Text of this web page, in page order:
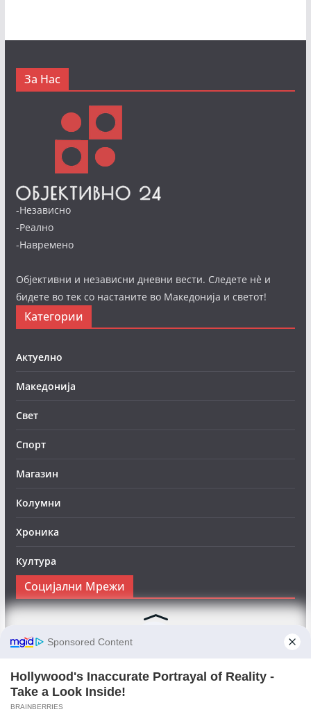
За Нас
-Независно
-Реално
-Навремено
Објективни и независни дневни вести. Следете нè и
бидете во тек со настаните во Македонија и светот!
Категории
Актуелно
Македонија
Свет
Спорт
Магазин
Колумни
Хроника
Култура
Социјални Мрежи
Следете нè на Фејсбук за да сте во тек со најновите